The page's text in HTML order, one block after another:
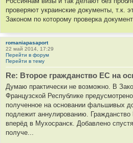
проверяют украинские документы, т.к.
Законом по которому проверка
romaniapasaport
22 май 2014, 17:29
Перейти в форум
Перейти в тему
Re: Второе гражданство ЕС на
Думаю практически не возможно. В
Французской Республике
полученное на основании фальшивых
подлежит аннулированию.
вперёд в Мухосранск. Добавлено
получе...